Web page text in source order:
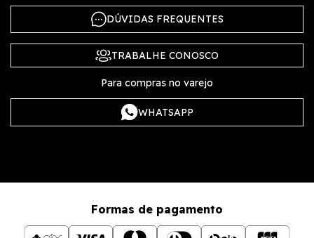
DÚVIDAS FREQUENTES
TRABALHE CONOSCO
Para compras no varejo
WHATSAPP
Formas de pagamento